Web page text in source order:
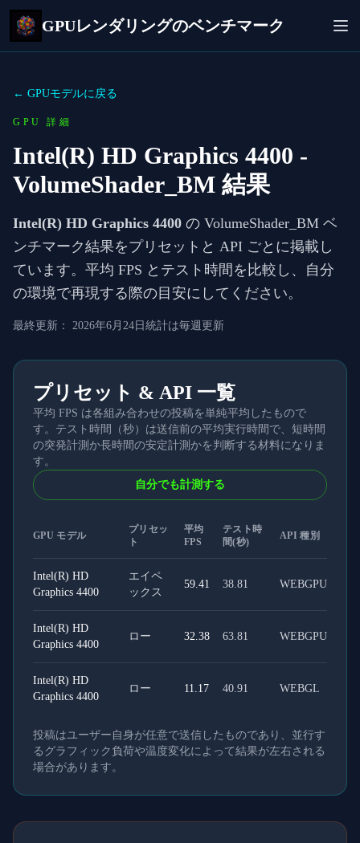
GPUレンダリングのベンチマーク
← GPUモデルに戻る
GPU 詳細
Intel(R) HD Graphics 4400 -
VolumeShader_BM 結果
Intel(R) HD Graphics 4400 の VolumeShader_BM ベ
ンチマーク結果をプリセットと API ごとに掲載し
ています。平均 FPS とテスト時間を比較し、自分
の環境で再現する際の目安にしてください。
最終更新： 2026年6月24日 統計は毎週更新
プリセット & API 一覧
平均 FPS は各組み合わせの投稿を単純平均したもので
す。テスト時間（秒）は送信前の平均実行時間で、短時間
の突発計測か長時間の安定計測かを判断する材料になりま
す。
自分でも計測する
GPU モデル
プリセッ
ト
平均
FPS
テスト時
間(秒)
API 種別
Intel(R) HD
Graphics 4400
エイペ
ックス
59.41 38.81 WEBGPU
Intel(R) HD
Graphics 4400
ロー 32.38 63.81 WEBGPU
Intel(R) HD
Graphics 4400
ロー 11.17 40.91 WEBGL
投稿はユーザー自身が任意で送信したものであり、並行す
るグラフィック負荷や温度変化によって結果が左右される
場合があります。